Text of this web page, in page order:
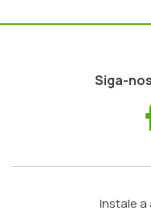
Siga-
Instale